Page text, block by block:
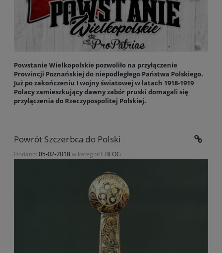
Powstanie Wielkopolskie pozwoliło na przyłączenie
Prowincji Poznańskiej do niepodległego Państwa Polskiego.
Już po zakończeniu I wojny światowej w latach 1918-1919
Polacy zamieszkujący dawny zabór pruski domagali się
przyłączenia do Rzeczypospolitej Polskiej.
Powrót Szczerbca do Polski
Dodano: 05-02-2018w kategorii: BLOG